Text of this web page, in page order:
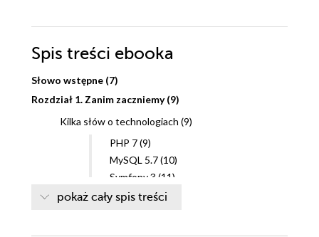
Spis treści ebooka
Słowo wstępne (7)
Rozdział 1. Zanim zaczniemy (9)
Kilka słów o technologiach (9)
PHP 7 (9)
MySQL 5.7 (10)
Symfony 3 (11)
Angular 2 (11)
pokaż cały spis treści